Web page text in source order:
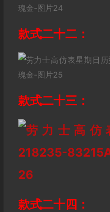
款式二十二：
款式二十三：
款式二十四：